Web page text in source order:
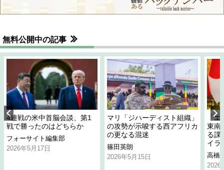
無料公開中の記事
4連戦の米中首脳会談、第1
戦で勝ったのはどちらか
フォーサイト編集部
2026年5月17日
マリ「ジハーディスト組織」
の攻勢が示唆する西アフリカ
の更なる混迷
篠田英朗
2026年5月15日
「
東南
る課
イラ
高橋
2026